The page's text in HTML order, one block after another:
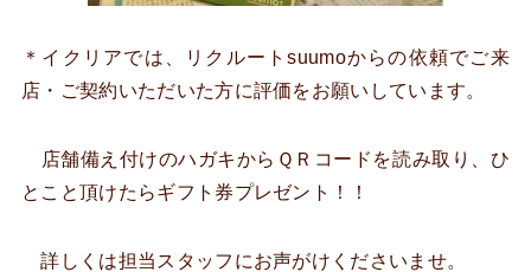
＊イクリアでは、リクルートsuumoからの依頼でご来
店・ご契約いただいた方に評価をお願いしています。
店舗備え付けのハガキからＱＲコードを読み取り、ひ
とこと頂けたらギフト券プレゼント！！
詳しくは担当スタッフにお声がけくださいませ。